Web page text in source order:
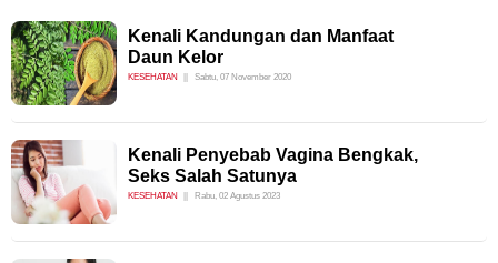
Kenali Kandungan dan Manfaat
Daun Kelor
KESEHATAN Sabtu, 07 November 2020
Kenali Penyebab Vagina Bengkak,
Seks Salah Satunya
KESEHATAN Rabu, 02 Agustus 2023